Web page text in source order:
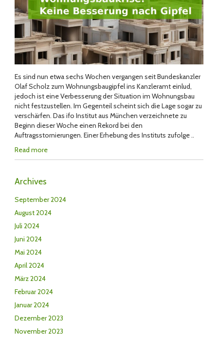
Es sind nun etwa sechs Wochen vergangen seit Bundeskanzler
Olaf Scholz zum Wohnungsbaugipfel ins Kanzleramt einlud,
jedoch ist eine Verbesserung der Situation im Wohnungsbau
nicht festzustellen. Im Gegenteil scheint sich die Lage sogar zu
verschärfen. Das ifo Institut aus München verzeichnete zu
Beginn dieser Woche einen Rekord bei den
Auftragsstornierungen. Einer Erhebung des Instituts zufolge ..
Read more
Archives
September 2024
August 2024
Juli 2024
Juni 2024
Mai 2024
April 2024
März 2024
Februar 2024
Januar 2024
Dezember 2023
November 2023